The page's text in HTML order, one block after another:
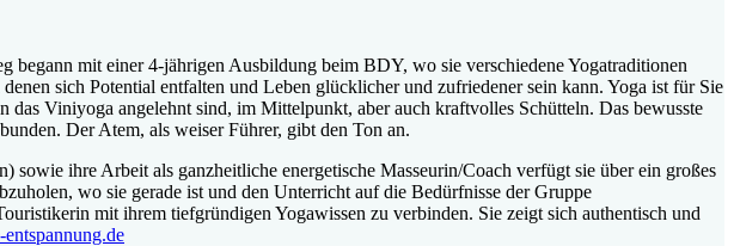
mit einer 4-jährigen Ausbildung beim BDY, wo sie verschiedene Yogatraditionen
sich Potential entfalten und Leben glücklicher und zufriedener sein kann. Yoga ist für Sie
Viniyoga angelehnt sind, im Mittelpunkt, aber auch kraftvolles Schütteln. Das bewusste
Der Atem, als weiser Führer, gibt den Ton an.
ihre Arbeit als ganzheitliche energetische Masseurin/Coach verfügt sie über ein großes
wo sie gerade ist und den Unterricht auf die Bedürfnisse der Gruppe
mit ihrem tiefgründigen Yogawissen zu verbinden. Sie zeigt sich authentisch und